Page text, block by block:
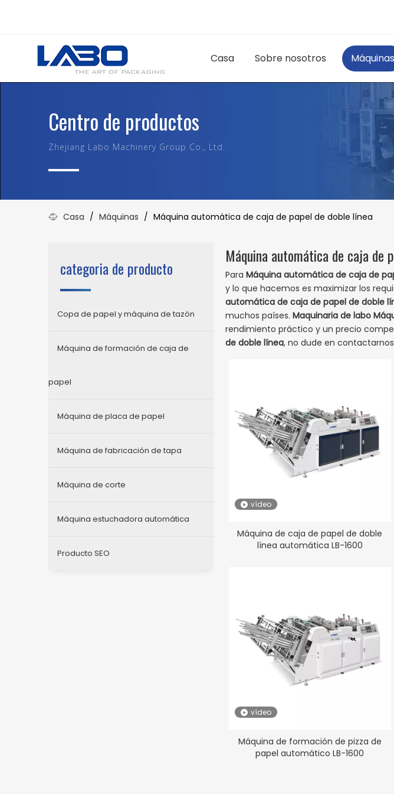
Casa Sobre nosotros Máquinas
Centro de productos
Zhejiang Labo Machinery Group Co., Ltd.
Casa / Máquinas / Máquina automática de caja de papel de doble línea
categoria de producto
Copa de papel y máquina de tazón
Máquina de formación de caja de
papel
Máquina de placa de papel
Máquina de fabricación de tapa
Máquina de corte
Máquina estuchadora automática
Producto SEO
Máquina automática de caja de
Para Máquina automática de caja de
y lo que hacemos es maximizar los
automática de caja de papel de doble
muchos países. Maquinaria de labo
rendimiento práctico y un precio
de doble línea, no dude en
vídeo
Máquina de caja de papel de doble
línea automática LB-1600
vídeo
Máquina de formación de pizza de
papel automático LB-1600